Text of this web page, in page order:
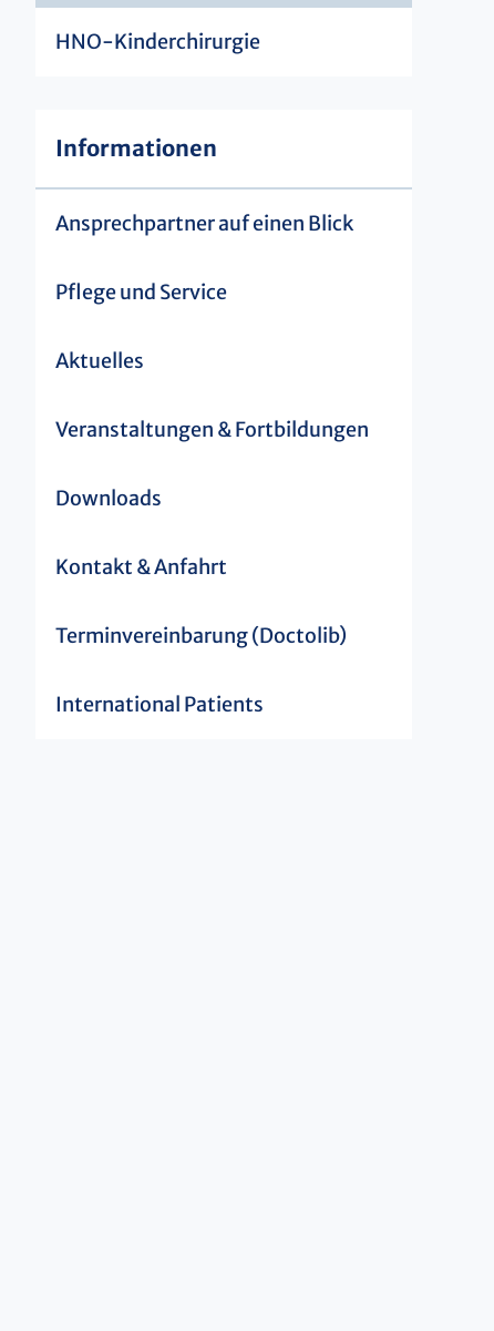
HNO-Kinderchirurgie
Informationen
Ansprechpartner auf einen Blick
Pflege und Service
Aktuelles
Veranstaltungen & Fortbildungen
Downloads
Kontakt & Anfahrt
Terminvereinbarung (Doctolib)
International Patients